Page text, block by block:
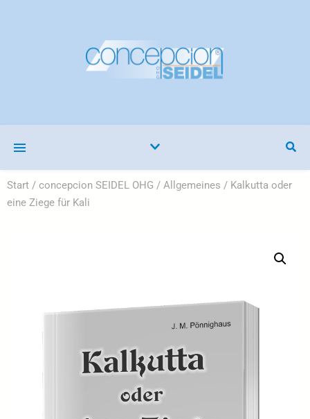
Start / concepcion SEIDEL OHG / Allgemeines / Kalkutta oder
eine Ziege für Kali